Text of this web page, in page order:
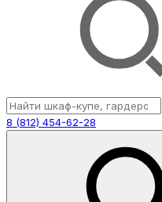
8 (812) 454-62-28